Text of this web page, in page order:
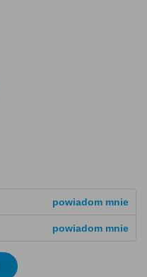
powiadom mnie
powiadom mnie